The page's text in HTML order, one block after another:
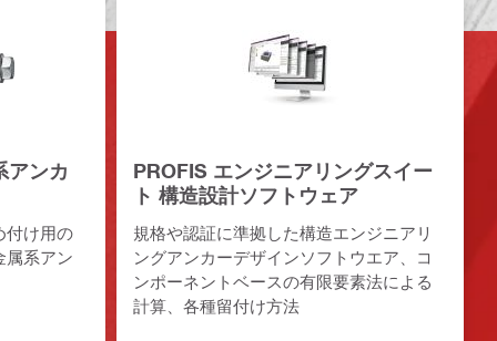
アンカ
付け用の
属系アン
PROFIS エンジニアリングスイー
ト 構造設計ソフトウェア
規格や認証に準拠した構造エンジニアリ
ングアンカーデザインソフトウエア、コ
ンポーネントベースの有限要素法による
計算、各種留付け方法